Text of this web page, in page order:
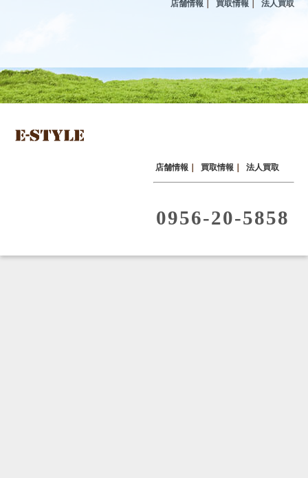
店舗情報 買取情報 法人買取
0956-20-5858
店舗情報 買取情報 法人買取